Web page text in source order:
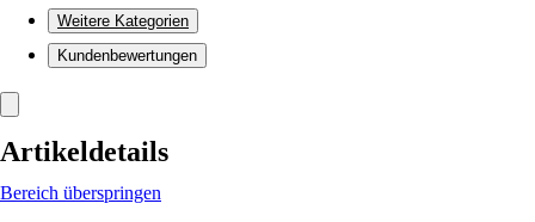
Weitere Kategorien
Kundenbewertungen
Artikeldetails
Bereich überspringen